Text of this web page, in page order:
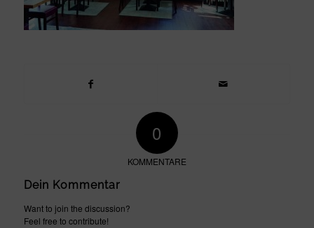
0
KOMMENTARE
Dein Kommentar
Want to join the discussion?
Feel free to contribute!